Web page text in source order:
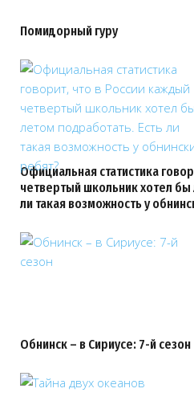
Помидорный гуру
Официальная статистика
четвертый школьник хотел бы
ли такая возможность у
Обнинск – в Сириусе: 7-й сезон